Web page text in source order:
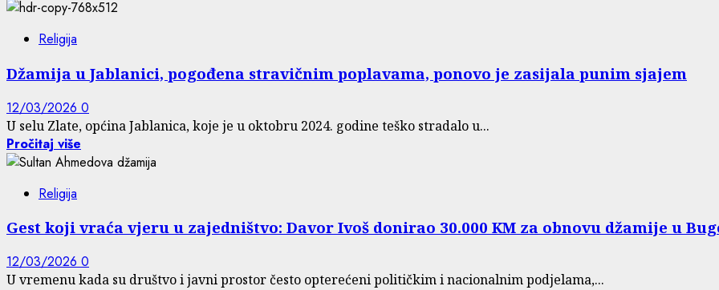
Religija
Džamija u Jablanici, pogođena stravičnim poplavama, ponovo je zasijala punim sjajem
12/03/2026 0
U selu Zlate, općina Jablanica, koje je u oktobru 2024. godine teško stradalo u...
Pročitaj više
Religija
Gest koji vraća vjeru u zajedništvo: Davor Ivoš donirao 30.000 KM za obnovu džamije u
12/03/2026 0
U vremenu kada su društvo i javni prostor često opterećeni političkim i nacionalnim podjelama,...